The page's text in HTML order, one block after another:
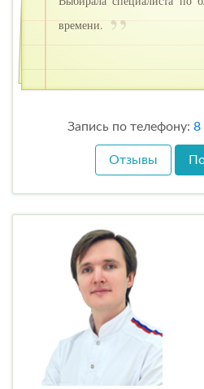
времени.
Запись по телефону: 8
Отзывы